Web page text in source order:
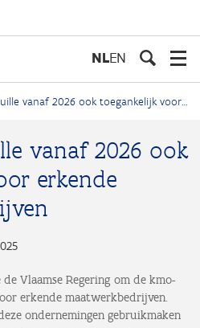
NLEN
2026 ook toegankelijk voor erkende maatwerkbedrijven
vanaf 2026 ook
erkende
Vlaamse Regering om de kmo-
erkende maatwerkbedrijven.
ondernemingen gebruikmaken